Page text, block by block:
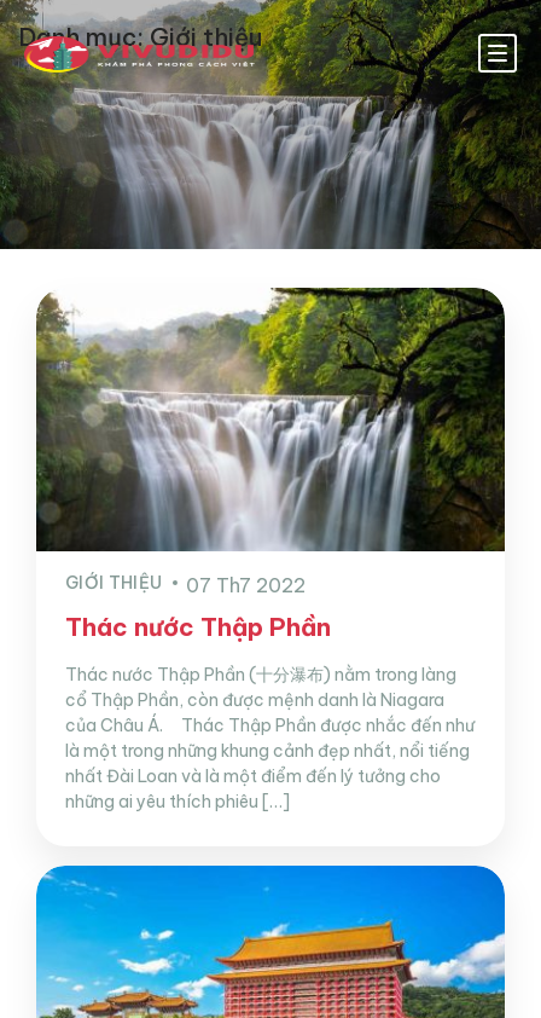
Danh mục:Giới thiệu
GIỚI THIỆU 07 Th7 2022
Thác nước Thập Phần
Thác nước Thập Phần (十分瀑布) nằm trong làng
cổ Thập Phần, còn được mệnh danh là Niagara
của Châu Á. Thác Thập Phần được nhắc đến như
là một trong những khung cảnh đẹp nhất, nổi tiếng
nhất Đài Loan và là một điểm đến lý tưởng cho
những ai yêu thích phiêu […]